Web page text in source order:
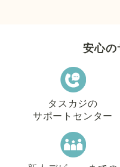
安心の
タスカジの
サポートセンター